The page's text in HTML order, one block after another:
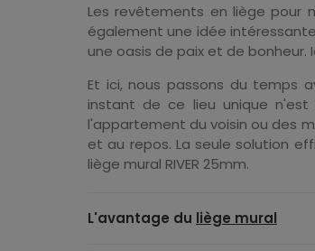
Les revêtements en liège pour
également une idée
une oasis de paix et de bonheur.
Et ici, nous passons du temps
instant de ce lieu unique n'est
l'appartement du voisin ou des
et au repos. La seule solution
liège mural RIVER 25mm.
L'avantage du liège mural